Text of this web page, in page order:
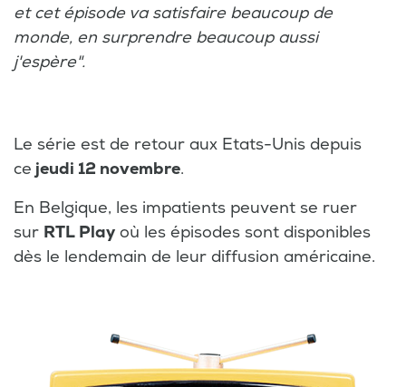
et cet épisode va satisfaire beaucoup de
monde, en surprendre beaucoup aussi
j'espère".
Le série est de retour aux Etats-Unis depuis
ce jeudi 12 novembre.
En Belgique, les impatients peuvent se ruer
sur RTL Play où les épisodes sont disponibles
dès le lendemain de leur diffusion américaine.